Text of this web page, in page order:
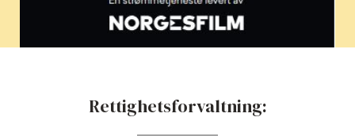
Rettighetsforvaltning: